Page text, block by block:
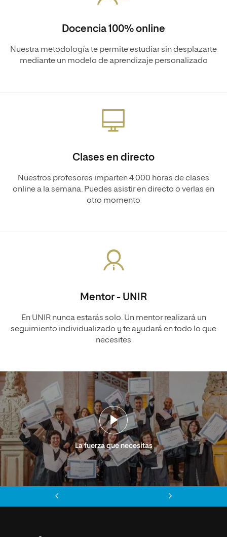
Docencia 100% online
Nuestra metodología te permite estudiar sin desplazarte
mediante un modelo de aprendizaje personalizado
Clases en directo
Nuestros profesores imparten 4.000 horas de clases
online a la semana. Puedes asistir en directo o verlas en
otro momento
Mentor - UNIR
En UNIR nunca estarás solo. Un mentor realizará un
seguimiento individualizado y te ayudará en todo lo que
necesites
La fuerza que necesitas